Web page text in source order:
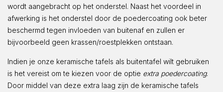
wordt aangebracht op het onderstel. Naast het voordeel in
afwerking is het onderstel door de poedercoating ook beter
beschermd tegen invloeden van buitenaf en zullen er
bijvoorbeeld geen krassen/roestplekken ontstaan.
Indien je onze keramische tafels als buitentafel wilt gebruiken
is het vereist om te kiezen voor de optie extra poedercoating.
Door middel van deze extra laag zijn de keramische tafels